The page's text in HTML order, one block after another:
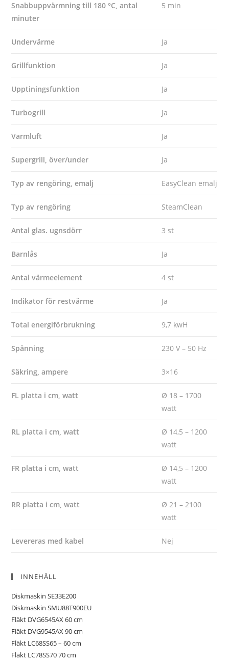
Snabbuppvärmning till 180°C, antal
minuter
5 min
Undervärme Ja
Grillfunktion Ja
Upptiningsfunktion Ja
Turbogrill Ja
Varmluft Ja
Supergrill, över/under Ja
Typ av rengöring, emalj EasyClean emalj
Typ av rengöring SteamClean
Antal glas. ugnsdörr 3 st
Barnlås Ja
Antal värmeelement 4 st
Indikator för restvärme Ja
Total energiförbrukning 9,7 kwH
Spänning 230 V – 50 Hz
Säkring, ampere 3×16
FL platta i cm, watt
Ø 18 – 1700
watt
RL platta i cm, watt
Ø 14,5 – 1200
watt
FR platta i cm, watt
Ø 14,5 – 1200
watt
RR platta i cm, watt
Ø 21 – 2100
watt
Levereras med kabel Nej
INNEHÅLL
Diskmaskin SE33E200
Diskmaskin SMU88T900EU
Fläkt DVG6545AX 60 cm
Fläkt DVG9545AX 90 cm
Fläkt LC68SS65 – 60 cm
Fläkt LC78SS70 70 cm